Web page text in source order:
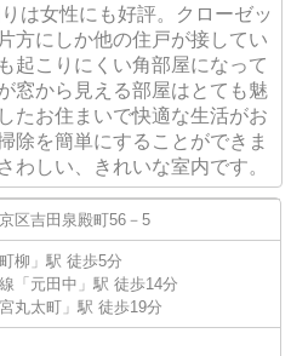
は女性にも好評。クローゼッ
方にしか他の住戸が接してい
起こりにくい角部屋になって
窓から見える部屋はとても魅
たお住まいで快適な生活がお
除を簡単にすることができま
わしい、きれいな室内です。
区吉田泉殿町56－5
柳 」駅 徒歩5分
「 元田中 」駅 徒歩14分
丸太町 」駅 徒歩19分